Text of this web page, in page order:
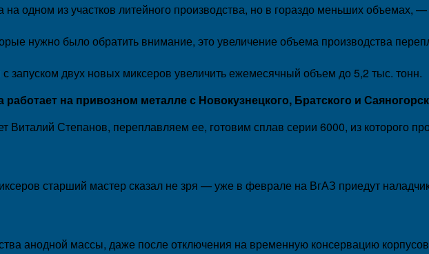
одном из участков литейного производства, но в гораздо меньших объемах, —
нужно было обратить внимание, это увеличение объема производства
запуском двух новых миксеров увеличить ежемесячный объем до 5,2 тыс. тонн.
на привозном металле с Новокузнецкого, Братского и
Степанов, переплавляем ее, готовим сплав серии 6000, из которого
старший мастер сказал не зря — уже в феврале на ВгАЗ приедут
анодной массы, даже после отключения на временную консервацию